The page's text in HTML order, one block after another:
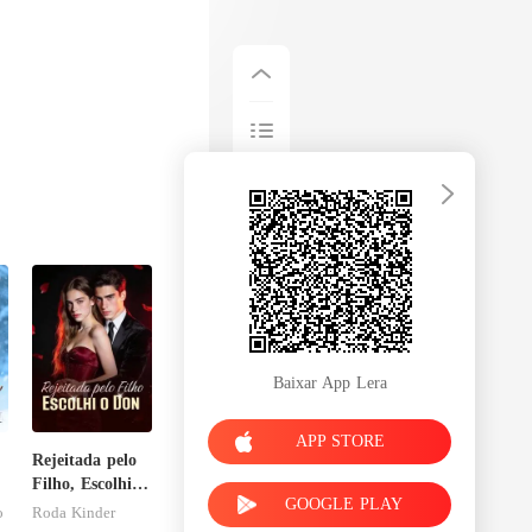
Rejeitada pelo
Filho, Escolhi o
Don
Roda Kinder
Baixar App Lera
APP STORE
GOOGLE PLAY